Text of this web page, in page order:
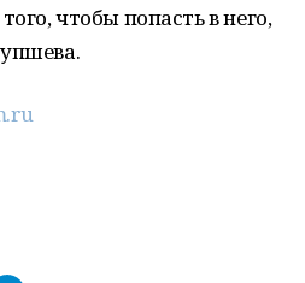
чтобы попасть в него,